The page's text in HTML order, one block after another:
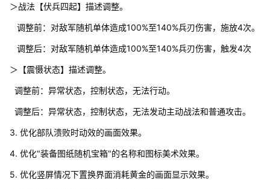
＞战法【伏兵四起】描述调整。
调整前：对敌军随机单体造成100%至140%兵刃伤害，施放4次。
调整后：对敌军随机单体造成100%至140%兵刃伤害，触发4次
＞【震慑状态】描述调整。
调整前：异常状态，控制状态，无法行动。
调整后：异常状态，控制状态，无法发动主动战法和普通攻击。
3. 优化部队溃败时动效的画面效果。
4. 优化"装备图纸随机宝箱"的名称和图标美术效果。
5. 优化竖屏情况下置换界面消耗黄金的画面显示效果。